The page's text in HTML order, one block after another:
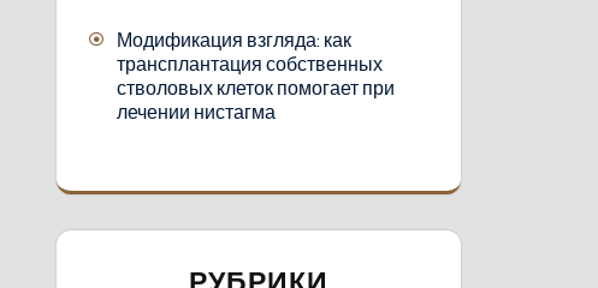
Модификация взгляда: как
трансплантация собственных
стволовых клеток помогает при
лечении нистагма